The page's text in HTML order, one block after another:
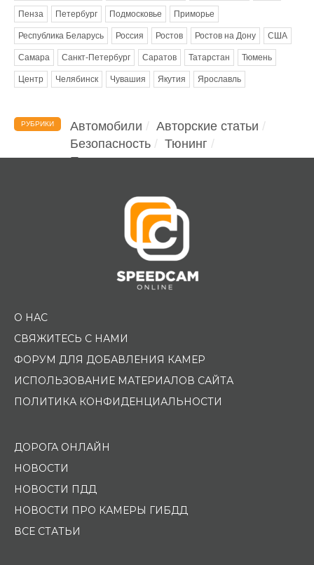
Пенза Петербург Подмосковье Приморье
Республика Беларусь Россия Ростов Ростов на Дону США
Самара Санкт-Петербург Саратов Татарстан Тюмень
Центр Челябинск Чувашия Якутия Ярославль
РУБРИКИ Автомобили
Авторские статьи
Безопасность
Тюнинг
Помощь водителю
О НАС
СВЯЖИТЕСЬ С НАМИ
ФОРУМ ДЛЯ ДОБАВЛЕНИЯ КАМЕР
ИСПОЛЬЗОВАНИЕ МАТЕРИАЛОВ САЙТА
ПОЛИТИКА КОНФИДЕНЦИАЛЬНОСТИ
ДОРОГА ОНЛАЙН
НОВОСТИ
НОВОСТИ ПДД
НОВОСТИ ПРО КАМЕРЫ ГИБДД
ВСЕ СТАТЬИ